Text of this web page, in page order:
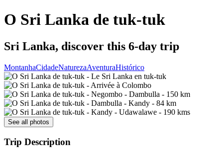
O Sri Lanka de tuk-tuk
Sri Lanka, discover this 6-day trip
MontanhaCidadeNaturezaAventuraHistórico
See all photos
Trip Description